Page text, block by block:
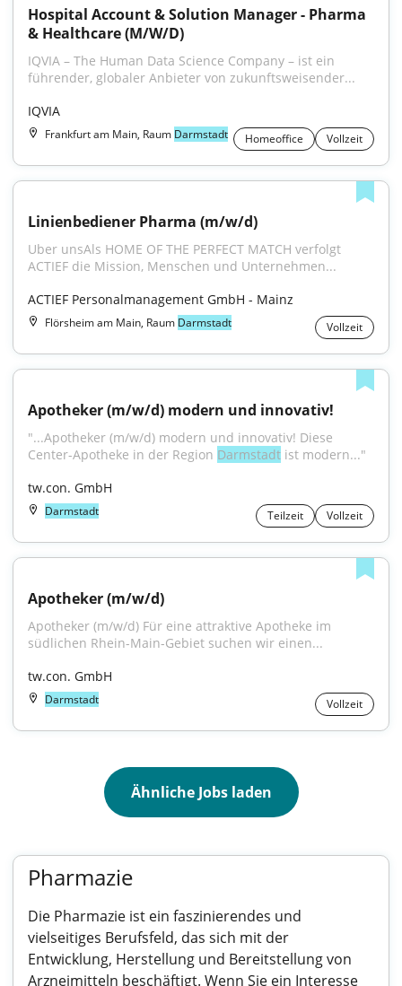
Hospital Account & Solution Manager - Pharma
& Healthcare (M/W/D)
IQVIA – The Human Data Science Company – ist ein
führender, globaler Anbieter von zukunftsweisender...
IQVIA
Frankfurt am Main, Raum Darmstadt Homeoffice Vollzeit
Linienbediener Pharma (m/w/d)
Uber unsAls HOME OF THE PERFECT MATCH verfolgt
ACTIEF die Mission, Menschen und Unternehmen...
ACTIEF Personalmanagement GmbH - Mainz
Flörsheim am Main, Raum Darmstadt Vollzeit
Apotheker (m/w/d) modern und innovativ!
"...Apotheker (m/w/d) modern und innovativ! Diese
Center-Apotheke in der Region Darmstadt ist modern..."
tw.con. GmbH
Darmstadt Teilzeit Vollzeit
Apotheker (m/w/d)
Apotheker (m/w/d) Für eine attraktive Apotheke im
südlichen Rhein-Main-Gebiet suchen wir einen...
tw.con. GmbH
Darmstadt Vollzeit
Ähnliche Jobs laden
Pharmazie
Die Pharmazie ist ein faszinierendes und
vielseitiges Berufsfeld, das sich mit der
Entwicklung, Herstellung und Bereitstellung von
Arzneimitteln beschäftigt. Wenn Sie ein Interesse